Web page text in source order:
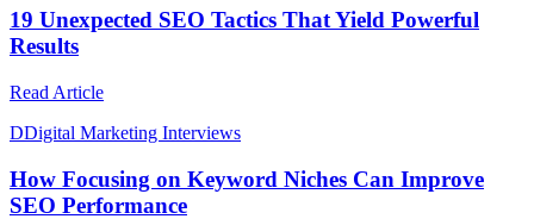
19 Unexpected SEO Tactics That Yield Powerful
Results
Read Article
DDigital Marketing Interviews
How Focusing on Keyword Niches Can Improve
SEO Performance